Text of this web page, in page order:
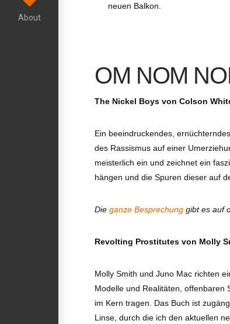
About
neuen Balkon.
OM NOM
The Nickel Boys von Colson
Ein beeindruckendes,
des Rassismus auf einer
meisterlich ein und zeichnet ein
hängen und die Spuren dieser auf
Dieganze Besprechung gibt es auf
Revolting Prostitutes von Molly
Molly Smith und Juno Mac richten
Modelle und Realitäten, offenbaren
im Kern tragen. Das Buch ist
Linse, durch die ich den aktuellen